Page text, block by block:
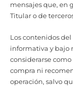
mensajes que, en
Titular o de
Los contenidos
informativa y bajo
considerarse
compra ni
operación, salvo